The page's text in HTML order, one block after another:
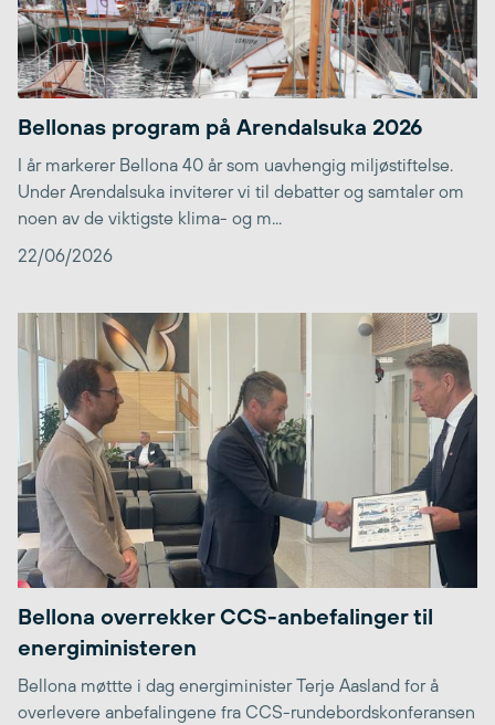
Bellonas program på Arendalsuka 2026
I år markerer Bellona 40 år som uavhengig miljøstiftelse.
Under Arendalsuka inviterer vi til debatter og samtaler om
noen av de viktigste klima- og m...
22/06/2026
Bellona overrekker CCS-anbefalinger til
energiministeren
Bellona møttte i dag energiminister Terje Aasland for å
overlevere anbefalingene fra CCS-rundebordskonferansen